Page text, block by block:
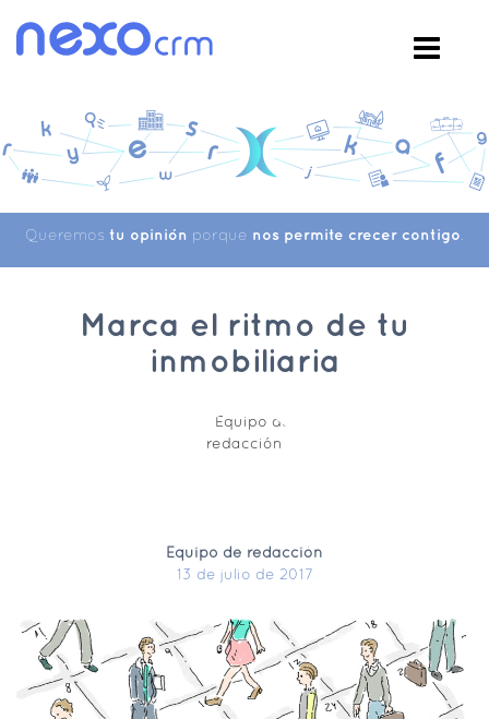
Queremos tu opinión porque nos permite crecer contigo
Marca el ritmo de tu
inmobiliaria
Equipo de redacción
13 de julio de 2017